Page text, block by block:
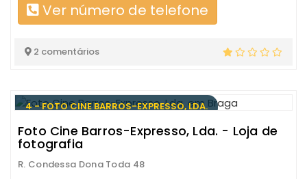
Ver número de telefone
2 comentários
4 - FOTO CINE BARROS-EXPRESSO, LDA.
Foto Cine Barros-Expresso, Lda. - Loja de
fotografia
R. Condessa Dona Toda 48